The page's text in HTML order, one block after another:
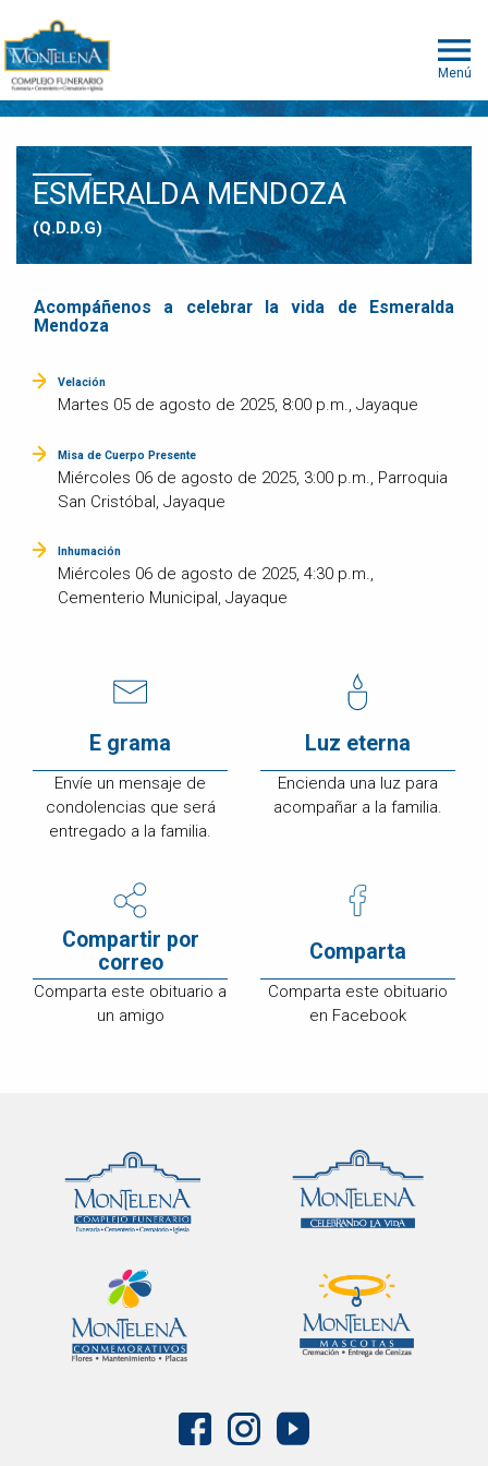
Menú
ESMERALDA MENDOZA
(Q.D.D.G)
Acompáñenos a celebrar la vida de Esmeralda
Mendoza
Velación
Martes 05 de agosto de 2025, 8:00 p.m., Jayaque
Misa de Cuerpo Presente
Miércoles 06 de agosto de 2025, 3:00 p.m., Parroquia
San Cristóbal, Jayaque
Inhumación
Miércoles 06 de agosto de 2025, 4:30 p.m.,
Cementerio Municipal, Jayaque
E grama
Envíe un mensaje de
condolencias que será
entregado a la familia.
Luz eterna
Encienda una luz para
acompañar a la familia.
Compartir por
correo
Comparta este obituario a
un amigo
Comparta
Comparta este obituario
en Facebook